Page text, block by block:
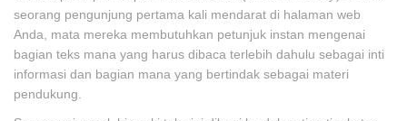
seorang pengunjung pertama kali mendarat di halaman web
Anda, mata mereka membutuhkan petunjuk instan mengenai
bagian teks mana yang harus dibaca terlebih dahulu sebagai inti
informasi dan bagian mana yang bertindak sebagai materi
pendukung.